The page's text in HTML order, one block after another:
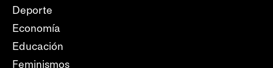
Deporte
Economía
Educación
Feminismos